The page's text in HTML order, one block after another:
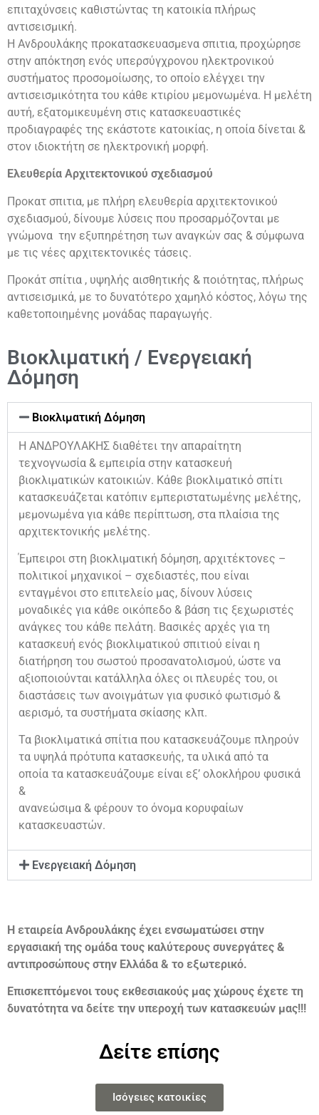
επιταχύνσεις καθιστώντας τη κατοικία πλήρως
αντισεισμική.
Η Ανδρουλάκης προκατασκευασμενα σπιτια, προχώρησε
στην απόκτηση ενός υπερσύγχρονου ηλεκτρονικού
συστήματος προσομοίωσης, το οποίο ελέγχει την
αντισεισμικότητα του κάθε κτιρίου μεμονωμένα. Η μελέτη
αυτή, εξατομικευμένη στις κατασκευαστικές
προδιαγραφές της εκάστοτε κατοικίας, η οποία δίνεται &
στον ιδιοκτήτη σε ηλεκτρονική μορφή.
Ελευθερία Αρχιτεκτονικού σχεδιασμού
Προκατ σπιτια, με πλήρη ελευθερία αρχιτεκτονικού
σχεδιασμού, δίνουμε λύσεις που προσαρμόζονται με
γνώμονα την εξυπηρέτηση των αναγκών σας & σύμφωνα
με τις νέες αρχιτεκτονικές τάσεις.
Προκάτ σπίτια , υψηλής αισθητικής & ποιότητας, πλήρως
αντισεισμικά, με το δυνατότερο χαμηλό κόστος, λόγω της
καθετοποιημένης μονάδας παραγωγής.
Βιοκλιματική / Ενεργειακή
Δόμηση
Βιοκλιματική Δόμηση
Η ΑΝΔΡΟΥΛΑΚΗΣ διαθέτει την απαραίτητη
τεχνογνωσία & εμπειρία στην κατασκευή
βιοκλιματικών κατοικιών. Κάθε βιοκλιματικό σπίτι
κατασκευάζεται κατόπιν εμπεριστατωμένης μελέτης,
μεμονωμένα για κάθε περίπτωση, στα πλαίσια της
αρχιτεκτονικής μελέτης.
Έμπειροι στη βιοκλιματική δόμηση, αρχιτέκτονες –
πολιτικοί μηχανικοί – σχεδιαστές, που είναι
ενταγμένοι στο επιτελείο μας, δίνουν λύσεις
μοναδικές για κάθε οικόπεδο & βάση τις ξεχωριστές
ανάγκες του κάθε πελάτη. Βασικές αρχές για τη
κατασκευή ενός βιοκλιματικού σπιτιού είναι η
διατήρηση του σωστού προσανατολισμού, ώστε να
αξιοποιούνται κατάλληλα όλες οι πλευρές του, οι
διαστάσεις των ανοιγμάτων για φυσικό φωτισμό &
αερισμό, τα συστήματα σκίασης κλπ.
Τα βιοκλιματικά σπίτια που κατασκευάζουμε πληρούν
τα υψηλά πρότυπα κατασκευής, τα υλικά από τα
οποία τα κατασκευάζουμε είναι εξ’ ολοκλήρου φυσικά
&
ανανεώσιμα & φέρουν το όνομα κορυφαίων
κατασκευαστών.
Ενεργειακή Δόμηση
Η εταιρεία Ανδρουλάκης έχει ενσωματώσει στην
εργασιακή της ομάδα τους καλύτερους συνεργάτες &
αντιπροσώπους στην Ελλάδα & το εξωτερικό.
Επισκεπτόμενοι τους εκθεσιακούς μας χώρους έχετε τη
δυνατότητα να δείτε την υπεροχή των κατασκευών μας!!!
Δείτε επίσης
Ισόγειες κατοικίες